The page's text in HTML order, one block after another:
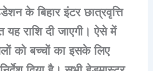
के बिहार इंटर छात्रवृत्ति
यह राशि दी जाएगी। ऐसे में
को बच्चों का इसके लिए